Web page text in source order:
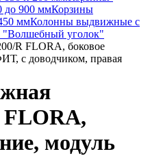
до 900 ммКорзины
ммКолонны выдвижные с
"Волшебный уголок"
R FLORA, боковое
с доводчиком, правая
FLORA,
модуль